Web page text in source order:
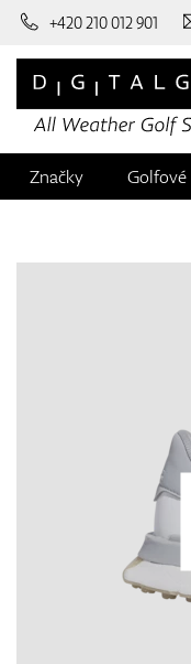
+420 210 012 901
Značky